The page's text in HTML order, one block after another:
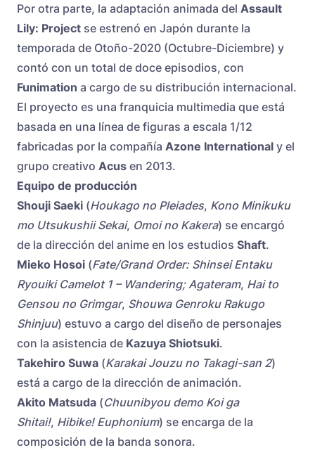
Por otra parte, la adaptación animada del Assault
Lily: Project se estrenó en Japón durante la
temporada de Otoño-2020 (Octubre-Diciembre) y
contó con un total de doce episodios, con
Funimation a cargo de su distribución internacional.
El proyecto es una franquicia multimedia que está
basada en una línea de figuras a escala 1/12
fabricadas por la compañía Azone International y el
grupo creativo Acus en 2013.
Equipo de producción
Shouji Saeki (Houkago no Pleiades, Kono Minikuku
mo Utsukushii Sekai, Omoi no Kakera) se encargó
de la dirección del anime en los estudios Shaft.
Mieko Hosoi (Fate/Grand Order: Shinsei Entaku
Ryouiki Camelot 1 – Wandering; Agateram, Hai to
Gensou no Grimgar, Shouwa Genroku Rakugo
Shinjuu) estuvo a cargo del diseño de personajes
con la asistencia de Kazuya Shiotsuki.
Takehiro Suwa (Karakai Jouzu no Takagi-san 2)
está a cargo de la dirección de animación.
Akito Matsuda (Chuunibyou demo Koi ga
Shitai!, Hibike! Euphonium) se encarga de la
composición de la banda sonora.